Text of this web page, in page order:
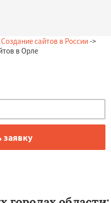
Создание сайтов в России->
в Орле